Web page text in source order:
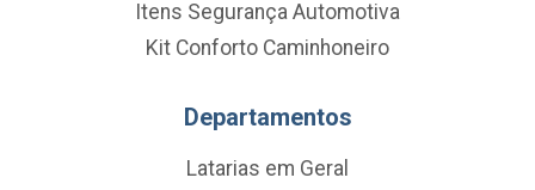
Itens Segurança Automotiva
Kit Conforto Caminhoneiro
Departamentos
Latarias em Geral